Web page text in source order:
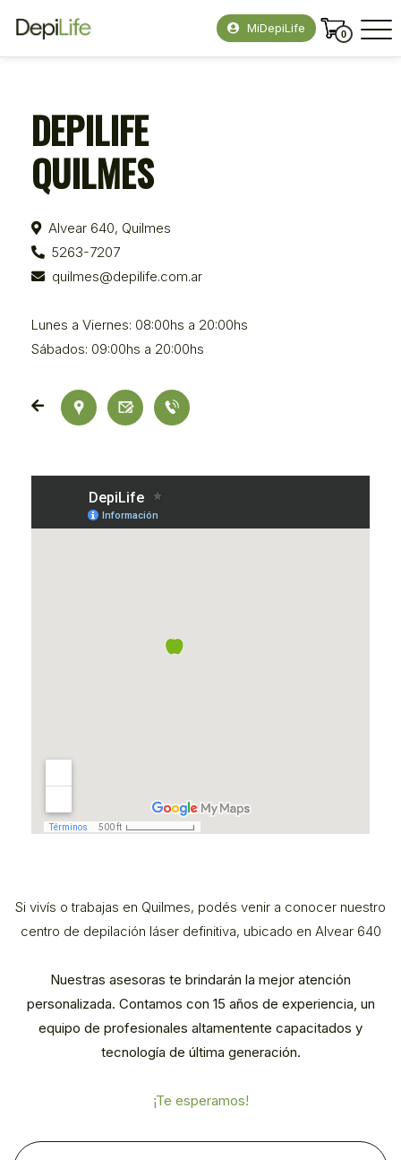
MiDepiLife 0
DEPILIFE
QUILMES
Alvear 640, Quilmes
5263-7207
quilmes@depilife.com.ar
Lunes a Viernes: 08:00hs a 20:00hs
Sábados: 09:00hs a 20:00hs
Si vivís o trabajas en Quilmes, podés venir a conocer nuestro
centro de depilación láser definitiva, ubicado en Alvear 640
Nuestras asesoras te brindarán la mejor atención
personalizada. Contamos con 15 años de experiencia, un
equipo de profesionales altamentente capacitados y
tecnología de última generación.
¡Te esperamos!